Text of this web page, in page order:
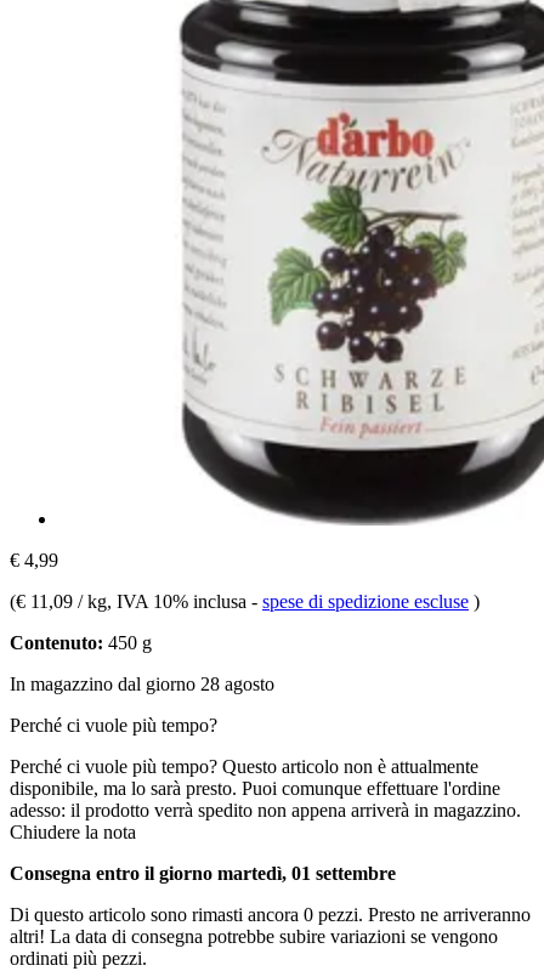
€ 4,99
(€ 11,09 / kg, IVA 10% inclusa - spese di spedizione escluse )
Contenuto: 450 g
In magazzino dal giorno 28 agosto
Perché ci vuole più tempo?
Perché ci vuole più tempo? Questo articolo non è attualmente
disponibile, ma lo sarà presto. Puoi comunque effettuare l'ordine
adesso: il prodotto verrà spedito non appena arriverà in magazzino.
Chiudere la nota
Consegna entro il giorno martedì, 01 settembre
Di questo articolo sono rimasti ancora 0 pezzi. Presto ne arriveranno
altri! La data di consegna potrebbe subire variazioni se vengono
ordinati più pezzi.